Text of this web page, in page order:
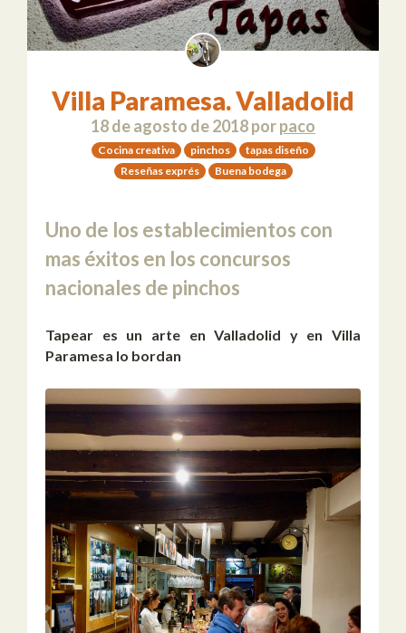
Villa Paramesa. Valladolid
18 de agosto de 2018porpaco
Cocina creativa pinchos
tapas diseño
Reseñas exprés
Buena bodega
Uno de los establecimientos con
mas éxitos en los concursos
nacionales de pinchos
Tapear es un arte en Valladolid y en Villa
Paramesa lo bordan